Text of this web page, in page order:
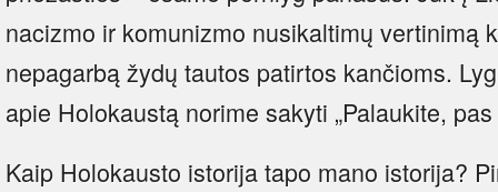
nacizmo ir komunizmo nusikaltimų vertinimą
nepagarbą žydų tautos patirtos kančioms.
apie Holokaustą norime sakyti „Palaukite,
Kaip Holokausto istorija tapo mano istorija?